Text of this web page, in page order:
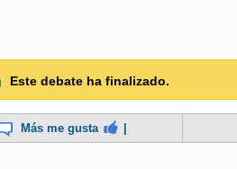
Este debate ha finalizado.
Más me gusta